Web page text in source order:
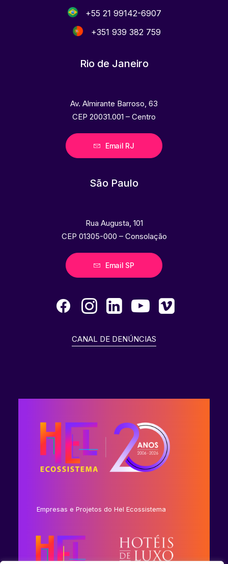
+55 21 99142-6907
+351 939 382 759
Rio de Janeiro
Av. Almirante Barroso, 63
CEP 20031.001 – Centro
Email RJ
São Paulo
Rua Augusta, 101
CEP 01305-000 – Consolação
Email SP
CANAL DE DENÚNCIAS
Empresas e Projetos do Hel Ecossistema